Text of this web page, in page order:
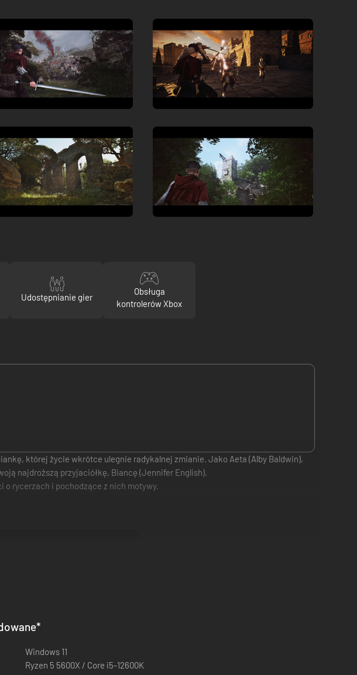
Udostępnianie gier
Obsługa
kontrolerów Xbox
której życie wkrótce ulegnie radykalnej zmianie. Jako Aeta (Alby Baldwin),
najdroższą przyjaciółkę, Biancę (Jennifer English).
o rycerzach i pochodzące z nich motywy.
*
Windows 11
Ryzen 5 5600X / Core i5-12600K